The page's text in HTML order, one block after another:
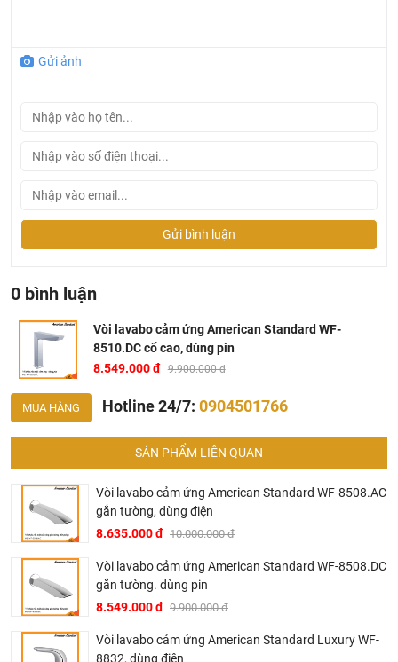
Vòi lavabo cảm ứng American Standard WF-8510.DC
Bản vẽ kích thước vòi cảm ứng American WF8510DC
Gửi ảnh
Gửi bình luận
0 bình luận
Vòi lavabo cảm ứng American Standard WF-
8510.DC cổ cao, dùng pin
8.549.000 đ 9.900.000 đ
MUA HÀNG Hotline 24/7: 0904501766
SẢN PHẨM LIÊN QUAN
Vòi lavabo cảm ứng American Standard WF-8508.AC
gắn tường, dùng điện
8.635.000 đ 10.000.000 đ
Vòi lavabo cảm ứng American Standard WF-8508.DC
gắn tường. dùng pin
8.549.000 đ 9.900.000 đ
Vòi lavabo cảm ứng American Standard Luxury WF-
8832, dùng điện